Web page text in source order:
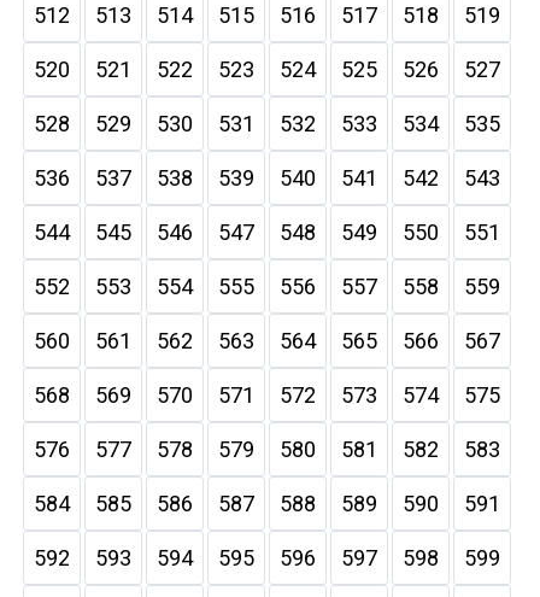
512 513 514 515 516 517 518 519
520 521 522 523 524 525 526 527
528 529 530 531 532 533 534 535
536 537 538 539 540 541 542 543
544 545 546 547 548 549 550 551
552 553 554 555 556 557 558 559
560 561 562 563 564 565 566 567
568 569 570 571 572 573 574 575
576 577 578 579 580 581 582 583
584 585 586 587 588 589 590 591
592 593 594 595 596 597 598 599